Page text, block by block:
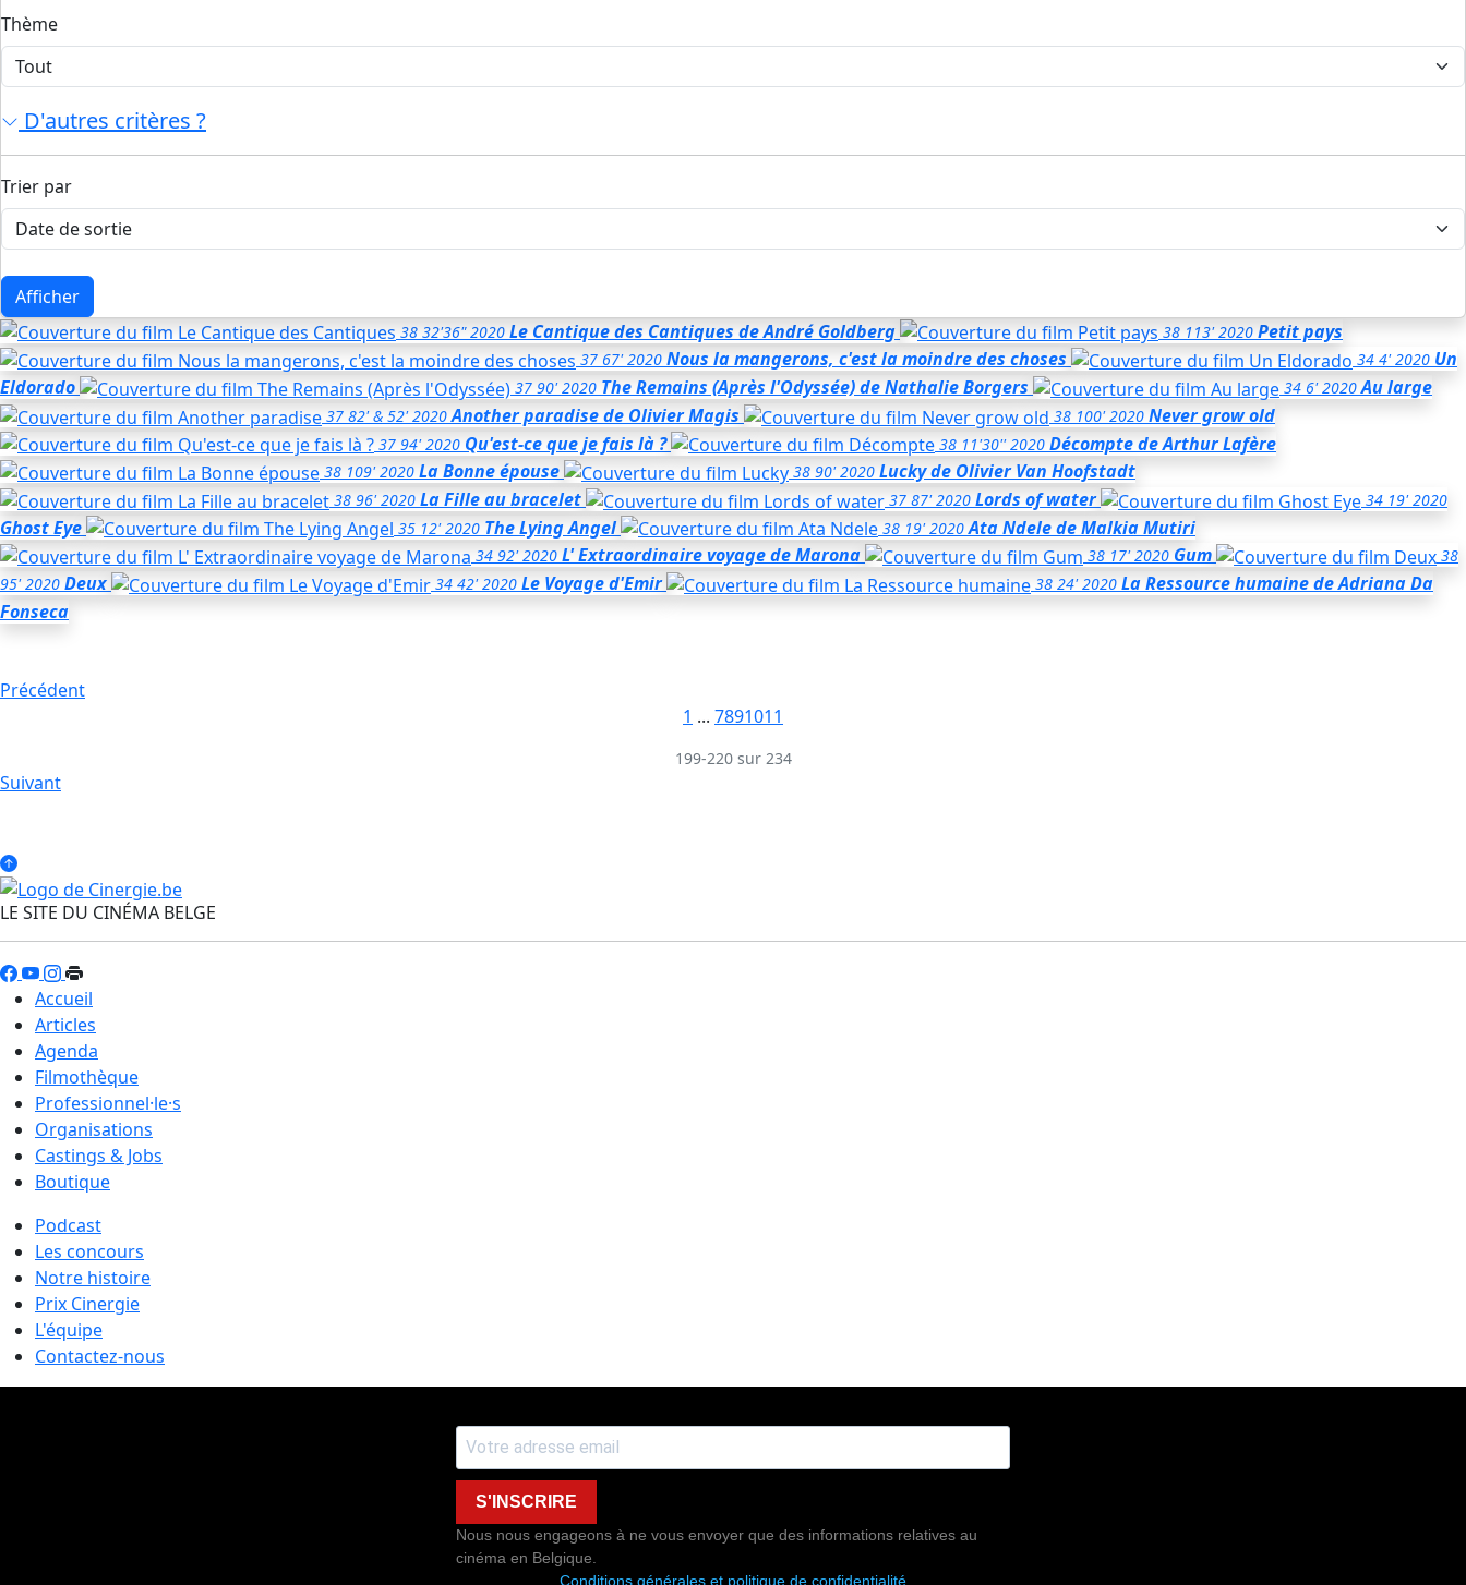
Thème
D'autres critères ?
Trier par
Afficher
38 32'36" 2020 Le Cantique des Cantiquesde André Goldberg 38 113' 2020 Petit pays
37 67' 2020 Nous la mangerons, c'est la moindre des choses 34 4' 2020 Un
Eldorado
37 90' 2020 The Remains (Après l'Odyssée)de Nathalie Borgers 34 6' 2020 Au large
37 82' & 52' 2020 Another paradisede Olivier Magis 38 100' 2020 Never grow old
37 94' 2020 Qu'est-ce que je fais là ? 38 11'30'' 2020 Décomptede Arthur Lafère
38 109' 2020 La Bonne épouse 38 90' 2020 Luckyde Olivier Van Hoofstadt
38 96' 2020 La Fille au bracelet 37 87' 2020 Lords of water 34 19' 2020
Ghost Eye 35 12' 2020 The Lying Angel 38 19' 2020 Ata Ndelede Malkia Mutiri
34 92' 2020 L' Extraordinaire voyage de Marona 38 17' 2020 Gum
38
95' 2020 Deux 34 42' 2020 Le Voyage d'Emir 38 24' 2020 La Ressource humainede Adriana Da
Fonseca
Précédent
1 ... 7891011
199-220 sur 234
Suivant
LE SITE DU CINÉMA BELGE
Accueil
Articles
Agenda
Filmothèque
Professionnel·le·s
Organisations
Castings & Jobs
Boutique
Podcast
Les concours
Notre histoire
Prix Cinergie
L'équipe
Contactez-nous
S'INSCRIRE
Nous nous engageons à ne vous envoyer que des informations relatives au
cinéma en Belgique.
Conditions générales et politique de confidentialité